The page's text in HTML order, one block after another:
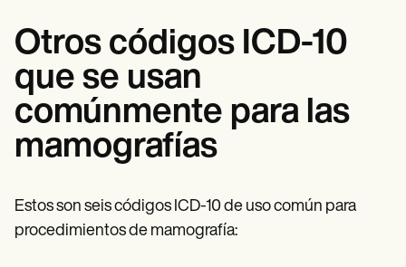
Otros códigos ICD-10
que se usan
comúnmente para las
mamografías
Estos son seis códigos ICD-10 de uso común para
procedimientos de mamografía: